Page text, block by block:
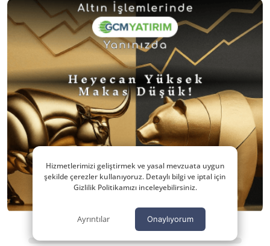
Hizmetlerimizi geliştirmek ve yasal mevzuata uygun
şekilde çerezler kullanıyoruz. Detaylı bilgi ve iptal için
Gizlilik Politikamızı inceleyebilirsiniz.
Ayrıntılar Onaylıyorum